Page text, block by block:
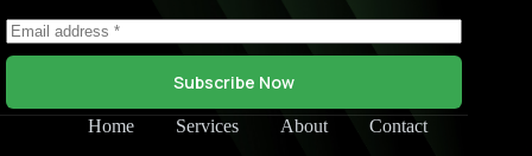
Subscribe Now
Home Services About Contact